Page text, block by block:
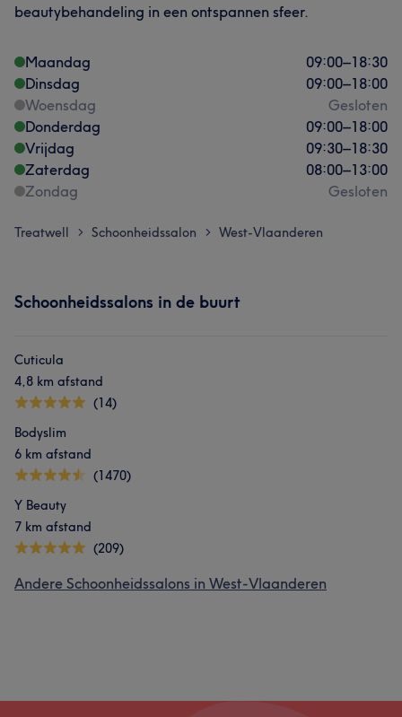
beautybehandeling in een ontspannen sfeer.
Maandag 09:00–18:30
Dinsdag
09:00–18:00
Woensdag
Gesloten
Donderdag
09:00–18:00
Vrijdag
09:30–18:30
Zaterdag
08:00–13:00
Zondag
Gesloten
Treatwell > Schoonheidssalon > West-Vlaanderen
Schoonheidssalons in de buurt
Cuticula
4,8 km afstand
(14)
Bodyslim
6 km afstand
(1470)
Y Beauty
7 km afstand
(209)
Andere Schoonheidssalons in West-Vlaanderen